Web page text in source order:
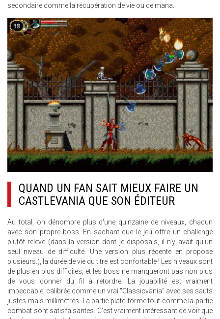
secondaire comme la récupération de vie ou de mana.
FACB1BAA-
A05D-
E311-
89D6-
002590A05F5F_5_FULL1.GIF
QUAND UN FAN SAIT MIEUX FAIRE UN
CASTLEVANIA QUE SON ÉDITEUR
Au total, on dénombre plus d'une quinzaine de niveaux, chacun
avec son propre boss. En sachant que le jeu offre un challenge
plutôt relevé (dans la version dont je disposais, il n'y avait qu'un
seul niveau de difficulté. Une version plus récente en propose
plusieurs.), la durée de vie du titre est confortable ! Les niveaux sont
de plus en plus difficiles, et les boss ne manqueront pas non plus
de vous donner du fil à retordre. La jouabilité est vraiment
impeccable, calibrée comme un vrai "Classicvania" avec ses sauts
justes mais millimétrés. La partie plate-forme tout comme la partie
combat sont satisfaisantes. C'est vraiment intéressant de voir que